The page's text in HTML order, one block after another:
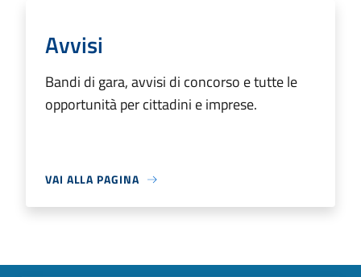
Avvisi
Bandi di gara, avvisi di concorso e tutte le
opportunità per cittadini e imprese.
VAI ALLA PAGINA